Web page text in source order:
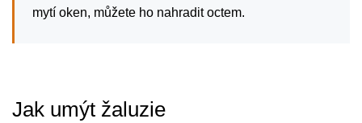
mytí oken, můžete ho nahradit octem.
Jak umýt žaluzie